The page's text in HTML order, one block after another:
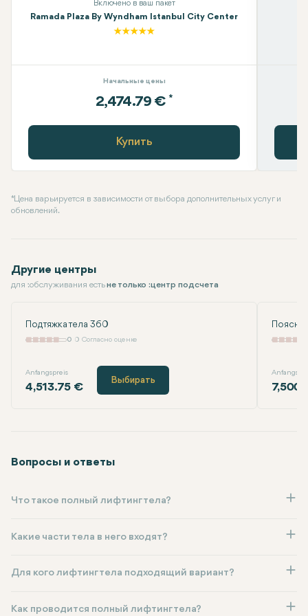
Включено в ваш пакет
Ramada Plaza By Wyndham Istanbul City Center
Начальные цены
2,474.79 € *
Купить
* Цена варьируется в зависимости от выбора дополнительных услуг и
обновлений.
Другие центры
для :обслуживания естьне только :центр подсчета
Подтяжка тела 360
0 0 Согласно оценке
Anfangspreis
4,513.75 €
Выбирать
Вопросы и ответы
Что такое полный лифтинг тела?
Какие части тела в него входят?
Для кого лифтинг тела подходящий вариант?
Как проводится полный лифтинг тела?